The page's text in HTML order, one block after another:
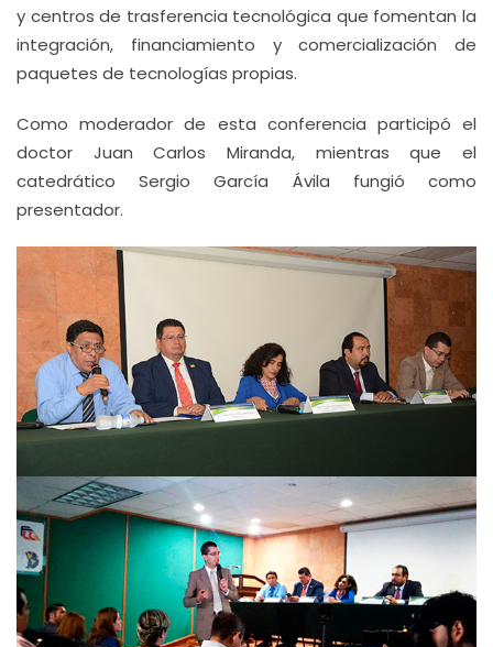
y centros de trasferencia tecnológica que fomentan la
integración, financiamiento y comercialización de
paquetes de tecnologías propias.
Como moderador de esta conferencia participó el
doctor Juan Carlos Miranda, mientras que el
catedrático Sergio García Ávila fungió como
presentador.